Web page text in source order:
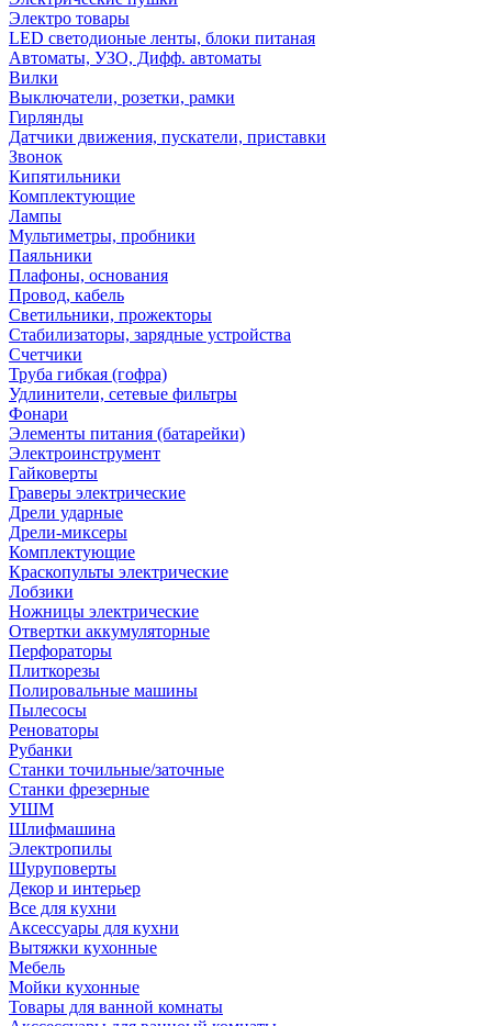
Электро товары
LED светодионые ленты, блоки питаная
Автоматы, УЗО, Дифф. автоматы
Вилки
Выключатели, розетки, рамки
Гирлянды
Датчики движения, пускатели, приставки
Звонок
Кипятильники
Комплектующие
Лампы
Мультиметры, пробники
Паяльники
Плафоны, основания
Провод, кабель
Светильники, прожекторы
Стабилизаторы, зарядные устройства
Счетчики
Труба гибкая (гофра)
Удлинители, сетевые фильтры
Фонари
Элементы питания (батарейки)
Электроинструмент
Гайковерты
Граверы электрические
Дрели ударные
Дрели-миксеры
Комплектующие
Краскопульты электрические
Лобзики
Ножницы электрические
Отвертки аккумуляторные
Перфораторы
Плиткорезы
Полировальные машины
Пылесосы
Реноваторы
Рубанки
Станки точильные/заточные
Станки фрезерные
УШМ
Шлифмашина
Электропилы
Шуруповерты
Декор и интерьер
Все для кухни
Аксессуары для кухни
Вытяжки кухонные
Мебель
Мойки кухонные
Товары для ванной комнаты